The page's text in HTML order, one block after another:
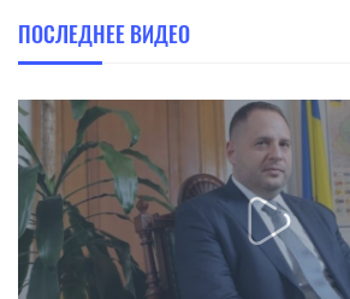
ПОСЛЕДНЕЕ ВИДЕО